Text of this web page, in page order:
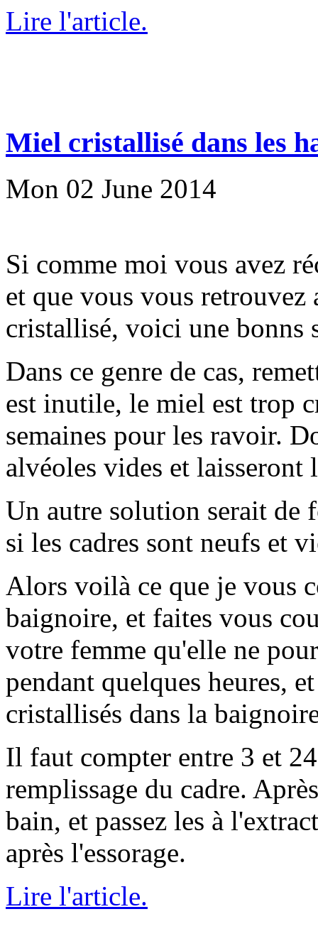
Lire l'article.
Miel cristallisé dans les
Mon 02 June 2014
Si comme moi vous avez
et que vous vous retrouvez
cristallisé, voici une bonns
Dans ce genre de cas,
est inutile, le miel est trop
semaines pour les ravoir.
alvéoles vides et laisseront
Un autre solution serait de
si les cadres sont neufs et
Alors voilà ce que je vous
baignoire, et faites vous
votre femme qu'elle ne
pendant quelques heures,
cristallisés dans la
Il faut compter entre 3 et
remplissage du cadre.
bain, et passez les à
après l'essorage.
Lire l'article.